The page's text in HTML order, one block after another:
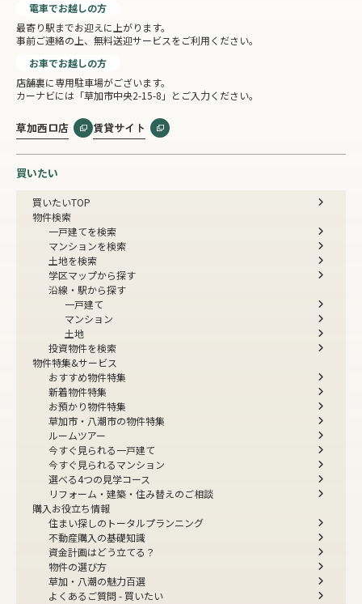
電車でお越しの方
最寄り駅までお迎えに上がります。
事前ご連絡の上、無料送迎サービスをご利用ください。
お車でお越しの方
店舗裏に専用駐車場がございます。
カーナビには「草加市中央2-15-8」とご入力ください。
草加西口店 賃貸サイト
買いたい
買いたいTOP
物件検索
一戸建てを検索
マンションを検索
土地を検索
学区マップから探す
沿線・駅から探す
一戸建て
マンション
土地
投資物件を検索
物件特集&サービス
おすすめ物件特集
新着物件特集
お預かり物件特集
草加市・八潮市の物件特集
ルームツアー
今すぐ見られる一戸建て
今すぐ見られるマンション
選べる4つの見学コース
リフォーム・建築・住み替えのご相談
購入お役立ち情報
住まい探しのトータルプランニング
不動産購入の基礎知識
資金計画はどう立てる？
物件の選び方
草加・八潮の魅力百選
よくあるご質問 - 買いたい